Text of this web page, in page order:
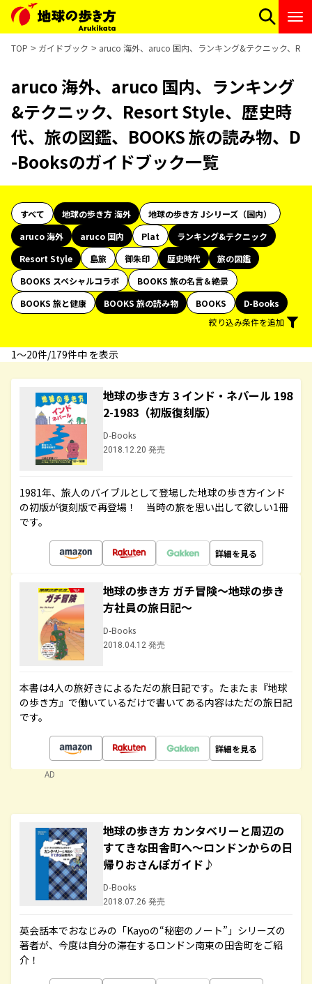
TOP ガイドブック aruco 海外、aruco 国内、ランキング&テクニック、
aruco 海外、aruco 国内、ランキング
&テクニック、Resort Style、歴史時
代、旅の図鑑、BOOKS 旅の読み物、D
-Booksのガイドブック一覧
すべて 地球の歩き方 海外
地球の歩き方 Jシリーズ（国内）
aruco 海外
aruco 国内 Plat
ランキング&テクニック
Resort Style
島旅 御朱印 歴史時代
旅の図鑑
BOOKS スペシャルコラボ
BOOKS 旅の名言＆絶景
BOOKS 旅と健康
BOOKS 旅の読み物 BOOKS
D-Books
絞り込み条件を追加
1〜20件/179件中 を表示
地球の歩き方 3 インド・ネパール 198
2-1983（初版復刻版）
D-Books
2018.12.20 発売
1981年、旅人のバイブルとして登場した地球の歩き方インド
の初版が復刻版で再登場！ 当時の旅を思い出して欲しい1冊
です。
詳細を見る
地球の歩き方 ガチ冒険～地球の歩き
方社員の旅日記～
D-Books
2018.04.12 発売
本書は4人の旅好きによるただの旅日記です。たまたま『地球
の歩き方』で働いているだけで書いてある内容はただの旅日記
です。
詳細を見る
AD
地球の歩き方 カンタベリーと周辺の
すてきな田舎町へ～ロンドンからの日
帰りおさんぽガイド♪
D-Books
2018.07.26 発売
英会話本でおなじみの「Kayoの“秘密のノート”」シリーズの
著者が、今度は自分の滞在するロンドン南東の田舎町をご紹
介！